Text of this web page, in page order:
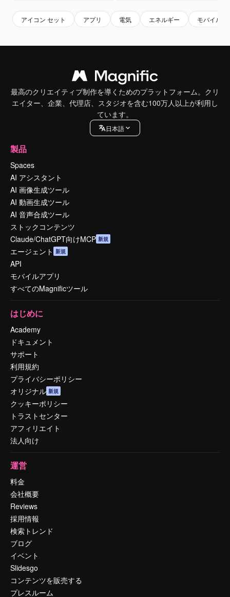
アイコン セット アプリ 電気 エネルギー モバイル
最高のクリエイティブ制作を導くためのプラットフォーム。クリ
エイター、企業、代理店、スタジオを含む100万人以上が利用し
ています。
日本語
製品
Spaces
AI アシスタント
AI 画像生成ツール
AI 動画生成ツール
AI 音声合成ツール
ストックコンテンツ
Claude/ChatGPT向けMCP 新規
エージェント 新規
API
モバイルアプリ
すべてのMagnificツール
はじめに
Academy
ドキュメント
サポート
利用規約
プライバシーポリシー
オリジナル 新規
クッキーポリシー
トラストセンター
アフィリエイト
法人向け
運営
料金
会社概要
Reviews
採用情報
検索トレンド
ブログ
イベント
Slidesgo
コンテンツを販売する
プレスルーム